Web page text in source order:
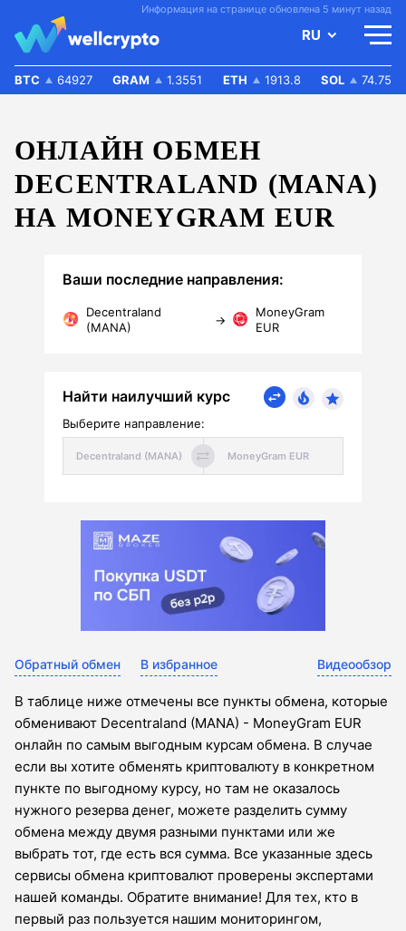
Информация на странице обновлена 5 минут назад
RU
BTC 64927 GRAM 1.3551 ETH 1913.8 SOL 74.75
ОНЛАЙН ОБМЕН
DECENTRALAND (MANA)
НА MONEYGRAM EUR
Ваши последние направления:
Decentraland
(MANA)
→
MoneyGram
EUR
Найти наилучший курс
Выберите направление:
Обратный обмен В избранное Видеообзор
В таблице ниже отмечены все пункты обмена, которые
обменивают Decentraland (MANA) - MoneyGram EUR
онлайн по самым выгодным курсам обмена. В случае
если вы хотите обменять криптовалюту в конкретном
пункте по выгодному курсу, но там не оказалось
нужного резерва денег, можете разделить сумму
обмена между двумя разными пунктами или же
выбрать тот, где есть вся сумма. Все указанные здесь
сервисы обмена криптовалют проверены экспертами
нашей команды. Обратите внимание! Для тех, кто в
первый раз пользуется нашим мониторингом,